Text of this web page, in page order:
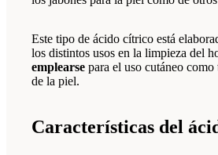
Este tipo de ácido cítrico está
los distintos usos en la limpieza del
emplearse para el uso cutáneo
de la piel.
Características del